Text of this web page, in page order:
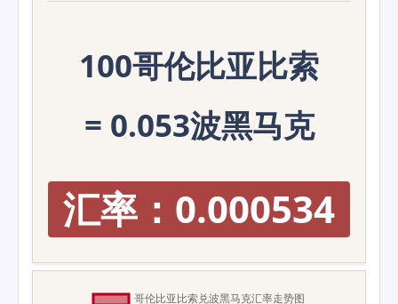
100哥伦比亚比索
= 0.053波黑马克
汇率：0.000534